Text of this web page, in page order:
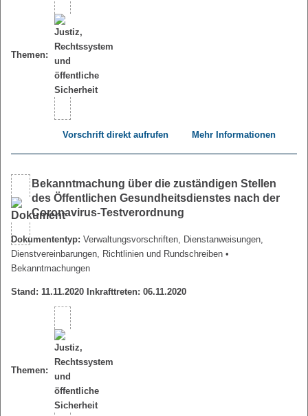
Themen:
Vorschrift direkt aufrufen Mehr Informationen
Bekanntmachung über die zuständigen Stellen
des Öffentlichen Gesundheitsdienstes nach der
Coronavirus-Testverordnung
Dokumententyp: Verwaltungsvorschriften, Dienstanweisungen,
Dienstvereinbarungen, Richtlinien und Rundschreiben •
Bekanntmachungen
Stand: 11.11.2020 Inkrafttreten: 06.11.2020
Themen: